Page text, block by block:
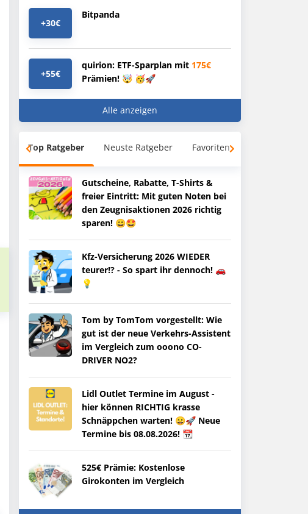
+30€
Bitpanda
+55€
quirion: ETF-Sparplan mit 175€
Prämien! 🤯 🥳🚀
Alle anzeigen
Top Ratgeber Neuste Ratgeber Favoriten
Gutscheine, Rabatte, T-Shirts &
freier Eintritt: Mit guten Noten bei
den Zeugnisaktionen 2026 richtig
sparen! 😀🤩
Kfz-Versicherung 2026 WIEDER
teurer!? - So spart ihr dennoch! 🚗
💡
Tom by TomTom vorgestellt: Wie
gut ist der neue Verkehrs-Assistent
im Vergleich zum ooono CO-
DRIVER NO2?
Lidl Outlet Termine im August -
hier können RICHTIG krasse
Schnäppchen warten! 😀🚀 Neue
Termine bis 08.08.2026! 📆
525€ Prämie: Kostenlose
Girokonten im Vergleich